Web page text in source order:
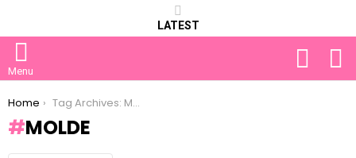
LATEST
Menu
You are here:
Home Tag Archives: Molde
MOLDE